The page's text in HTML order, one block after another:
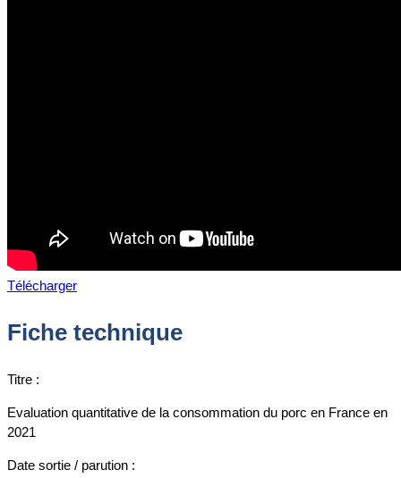
Télécharger
Fiche technique
Titre :
Evaluation quantitative de la consommation du porc en France en
2021
Date sortie / parution :